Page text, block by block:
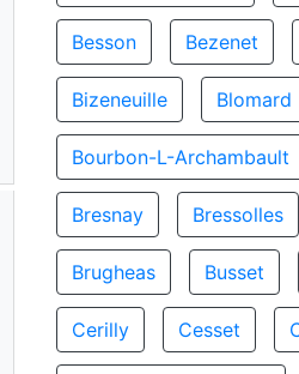
Besson Bezenet
Bizeneuille Blomard
Bourbon-L-Archambault
Bresnay Bressolles
Brugheas Busset
Cerilly Cesset